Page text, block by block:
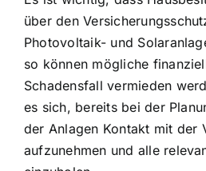
über den
Photovoltaik- und
so können mögliche
Schadensfall vermieden
es sich, bereits bei der
der Anlagen Kontakt mit der
aufzunehmen und alle